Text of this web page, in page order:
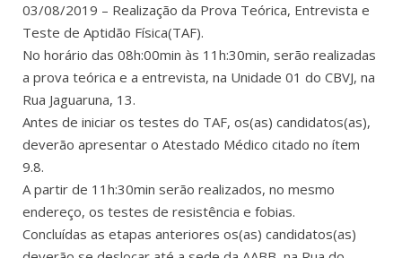
03/08/2019 – Realização da Prova Teórica, Entrevista e
Teste de Aptidão Física(TAF).
No horário das 08h:00min às 11h:30min, serão realizadas
a prova teórica e a entrevista, na Unidade 01 do CBVJ, na
Rua Jaguaruna, 13.
Antes de iniciar os testes do TAF, os(as) candidatos(as),
deverão apresentar o Atestado Médico citado no ítem
9.8.
A partir de 11h:30min serão realizados, no mesmo
endereço, os testes de resistência e fobias.
Concluídas as etapas anteriores os(as) candidatos(as)